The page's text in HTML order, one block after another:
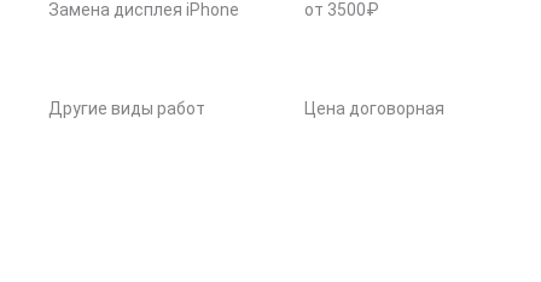
Замена дисплея iPhone от 3500₽
Другие виды работ Цена договорная